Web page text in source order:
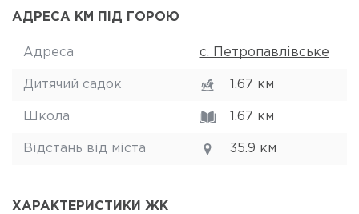
АДРЕСА КМ ПІД ГОРОЮ
Адреса с. Петропавлівське
Дитячий садок 1.67 км
Школа 1.67 км
Відстань від міста 35.9 км
ХАРАКТЕРИСТИКИ ЖК